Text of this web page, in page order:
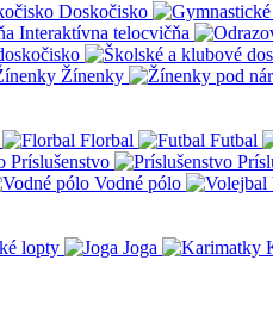
Doskočisko
Interaktívna telocvičňa
Žínenky
Florbal Futbal
Príslušenstvo
Vodné pólo
lopty Joga